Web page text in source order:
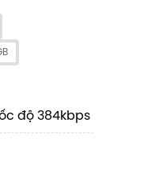
độ 384kbps